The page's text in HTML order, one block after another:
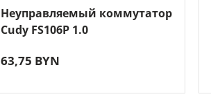
Неуправляемый коммутатор
Cudy FS106P 1.0
63,75 BYN